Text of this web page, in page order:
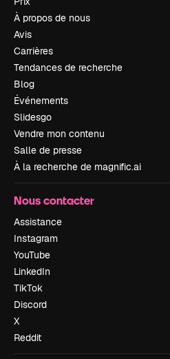
À propos de nous
Avis
Carrières
Tendances de recherche
Blog
Événements
Slidesgo
Vendre mon contenu
Salle de presse
À la recherche de magnific.ai
Nous contacter
Assistance
Instagram
YouTube
LinkedIn
TikTok
Discord
X
Reddit